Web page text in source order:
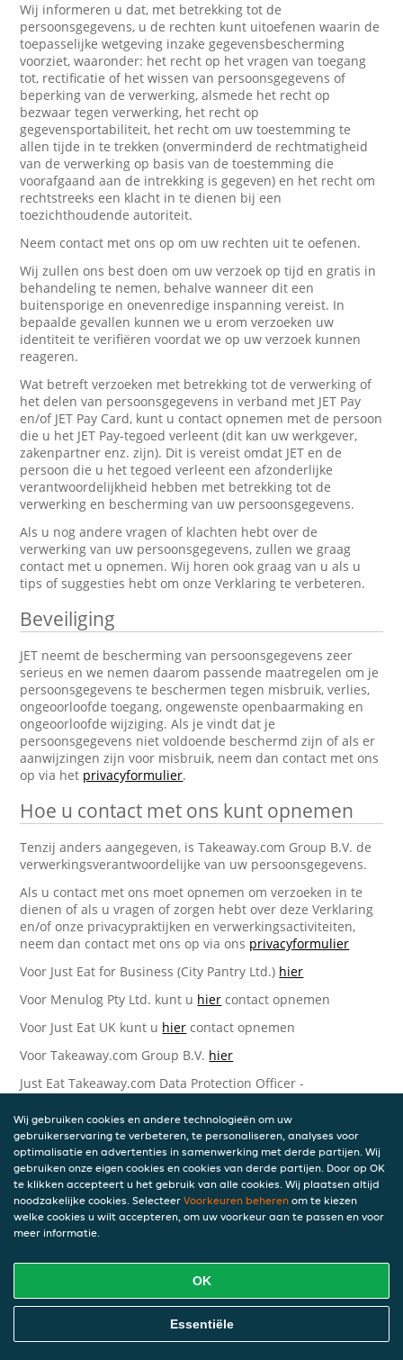
Wij informeren u dat, met betrekking tot de
persoonsgegevens, u de rechten kunt uitoefenen waarin de
toepasselijke wetgeving inzake gegevensbescherming
voorziet, waaronder: het recht op het vragen van toegang
tot, rectificatie of het wissen van persoonsgegevens of
beperking van de verwerking, alsmede het recht op
bezwaar tegen verwerking, het recht op
gegevensportabiliteit, het recht om uw toestemming te
allen tijde in te trekken (onverminderd de rechtmatigheid
van de verwerking op basis van de toestemming die
voorafgaand aan de intrekking is gegeven) en het recht om
rechtstreeks een klacht in te dienen bij een
toezichthoudende autoriteit.
Neem contact met ons op om uw rechten uit te oefenen.
Wij zullen ons best doen om uw verzoek op tijd en gratis in
behandeling te nemen, behalve wanneer dit een
buitensporige en onevenredige inspanning vereist. In
bepaalde gevallen kunnen we u erom verzoeken uw
identiteit te verifiëren voordat we op uw verzoek kunnen
reageren.
Wat betreft verzoeken met betrekking tot de verwerking of
het delen van persoonsgegevens in verband met JET Pay
en/of JET Pay Card, kunt u contact opnemen met de persoon
die u het JET Pay-tegoed verleent (dit kan uw werkgever,
zakenpartner enz. zijn). Dit is vereist omdat JET en de
persoon die u het tegoed verleent een afzonderlijke
verantwoordelijkheid hebben met betrekking tot de
verwerking en bescherming van uw persoonsgegevens.
Als u nog andere vragen of klachten hebt over de
verwerking van uw persoonsgegevens, zullen we graag
contact met u opnemen. Wij horen ook graag van u als u
tips of suggesties hebt om onze Verklaring te verbeteren.
Beveiliging
JET neemt de bescherming van persoonsgegevens zeer
serieus en we nemen daarom passende maatregelen om je
persoonsgegevens te beschermen tegen misbruik, verlies,
ongeoorloofde toegang, ongewenste openbaarmaking en
ongeoorloofde wijziging. Als je vindt dat je
persoonsgegevens niet voldoende beschermd zijn of als er
aanwijzingen zijn voor misbruik, neem dan contact met ons
op via het privacyformulier.
Hoe u contact met ons kunt opnemen
Tenzij anders aangegeven, is Takeaway.com Group B.V. de
verwerkingsverantwoordelijke van uw persoonsgegevens.
Als u contact met ons moet opnemen om verzoeken in te
dienen of als u vragen of zorgen hebt over deze Verklaring
en/of onze privacypraktijken en verwerkingsactiviteiten,
neem dan contact met ons op via ons privacyformulier
Voor Just Eat for Business (City Pantry Ltd.) hier
Voor Menulog Pty Ltd. kunt u hier contact opnemen
Voor Just Eat UK kunt u hier contact opnemen
Voor Takeaway.com Group B.V. hier
Just Eat Takeaway.com Data Protection Officer -
Piet Heinkade 61
1019 GM Amsterdam
Nederland
Bijgewerkte versies van deze
Privacyverklaring
Wij kunnen deze Verklaring van tijd tot tijd bijwerken als
reactie op veranderende juridische, technische of zakelijke
ontwikkelingen. Wanneer wij onze Privacyverklaring
bijwerken, zullen wij passende maatregelen nemen om u
op de hoogte te brengen, in overeenstemming met het
Wij gebruiken cookies en andere technologieën om uw
gebruikerservaring te verbeteren, te personaliseren, analyses voor
optimalisatie en advertenties in samenwerking met derde partijen. Wij
gebruiken onze eigen cookies en cookies van derde partijen. Door op OK
te klikken accepteert u het gebruik van alle cookies. Wij plaatsen altijd
noodzakelijke cookies. Selecteer Voorkeuren beheren om te kiezen
welke cookies u wilt accepteren, om uw voorkeur aan te passen en voor
meer informatie.
OK
Essentiële